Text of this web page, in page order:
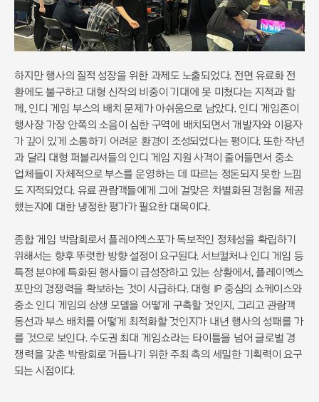
하지만 행사의 질적 성장을 위한 과제도 노출되었다. 전면 유료화 전
환에도 불구하고 대형 신작의 비중이 기대에 못 미쳤다는 지적과 함
께, 인디 게임 부스의 배치 문제가 아쉬움으로 남았다. 인디 게임존이
행사장 가장 안쪽의 소음이 심한 구역에 배치되면서 개발자와 이용자
가 깊이 있게 소통하기 어려운 환경이 조성되었다는 평이다. 또한 작년
과 달리 대형 퍼블리셔들의 인디 게임 지원 사격이 줄어들면서 중소
업체들이 자체적으로 부스를 운영하는 데 따르는 정돈되지 못한 느낌
도 지적되었다. 유료 관람객들에게 그에 걸맞은 차별화된 경험을 제공
했는지에 대한 냉정한 평가가 필요한 대목이다.
종합 게임 박람회로서 플레이엑스포가 독보적인 정체성을 확립하기
위해서는 향후 뚜렷한 방향 설정이 요구된다. 서브컬처나 인디 게임 등
특정 분야에 특화된 행사들이 급성장하고 있는 상황에서, 플레이엑스
포만의 경쟁력을 확보하는 것이 시급하다. 대형 IP 중심의 쇼케이스와
중소 인디 게임의 상생 모델을 어떻게 구축할 것인지, 그리고 관람객
동선과 부스 배치를 어떻게 최적화할 것인지가 내년 행사의 성패를 가
를 것으로 보인다. 수도권 최대 게임쇼라는 타이틀을 넘어 글로벌 경
쟁력을 갖춘 박람회로 거듭나기 위한 주최 측의 세밀한 기획력이 요구
되는 시점이다.